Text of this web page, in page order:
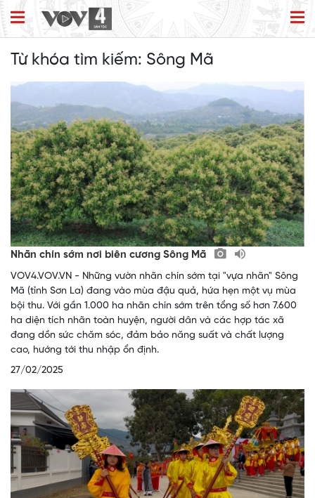
Từ khóa tìm kiếm: Sông Mã
Nhãn chín sớm nơi biên cương Sông Mã
VOV4.VOV.VN - Những vườn nhãn chín sớm tại "vựa nhãn" Sông
Mã (tỉnh Sơn La) đang vào mùa đậu quả, hứa hẹn một vụ mùa
bội thu. Với gần 1.000 ha nhãn chín sớm trên tổng số hơn 7.600
ha diện tích nhãn toàn huyện, người dân và các hợp tác xã
đang dồn sức chăm sóc, đảm bảo năng suất và chất lượng
cao, hướng tới thu nhập ổn định.
27/02/2025